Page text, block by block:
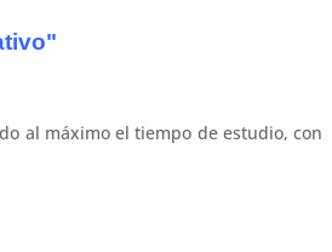
al máximo el tiempo de estudio, con